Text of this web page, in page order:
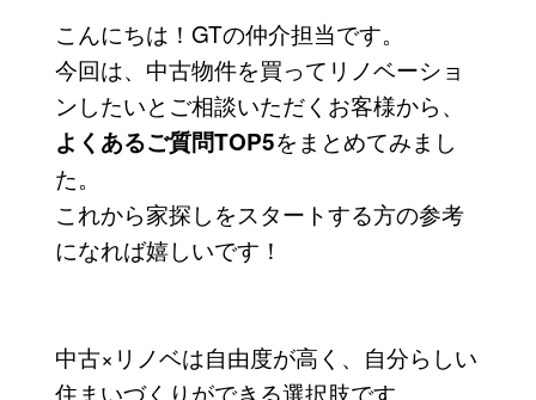
こんにちは！GTの仲介担当です。
今回は、中古物件を買ってリノベーショ
ンしたいとご相談いただくお客様から、
よくあるご質問TOP5をまとめてみまし
た。
これから家探しをスタートする方の参考
になれば嬉しいです！
中古×リノベは自由度が高く、自分らしい
住まいづくりができる選択肢です。